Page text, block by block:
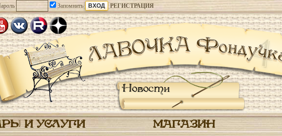
Запомнить РЕГИСТРАЦИЯ
Новости
И УСЛУГИ МАГАЗИН